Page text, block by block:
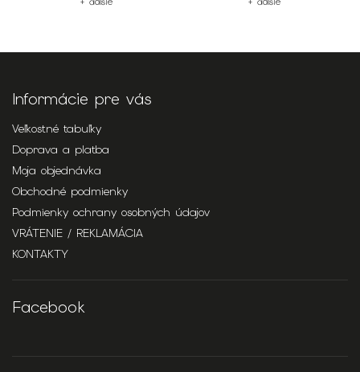
Informácie pre vás
Veľkostné tabuľky
Doprava a platba
Moja objednávka
Obchodné podmienky
Podmienky ochrany osobných údajov
VRÁTENIE / REKLAMÁCIA
KONTAKTY
Facebook